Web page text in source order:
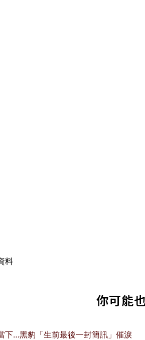
料
你可能
下…黑豹「生前最後一封簡訊」催淚